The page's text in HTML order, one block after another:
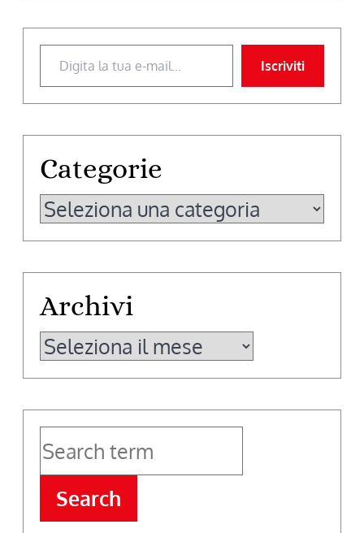
Digita la tua e-mail...
Iscriviti
Categorie
Categorie
Archivi
Archivi
Search